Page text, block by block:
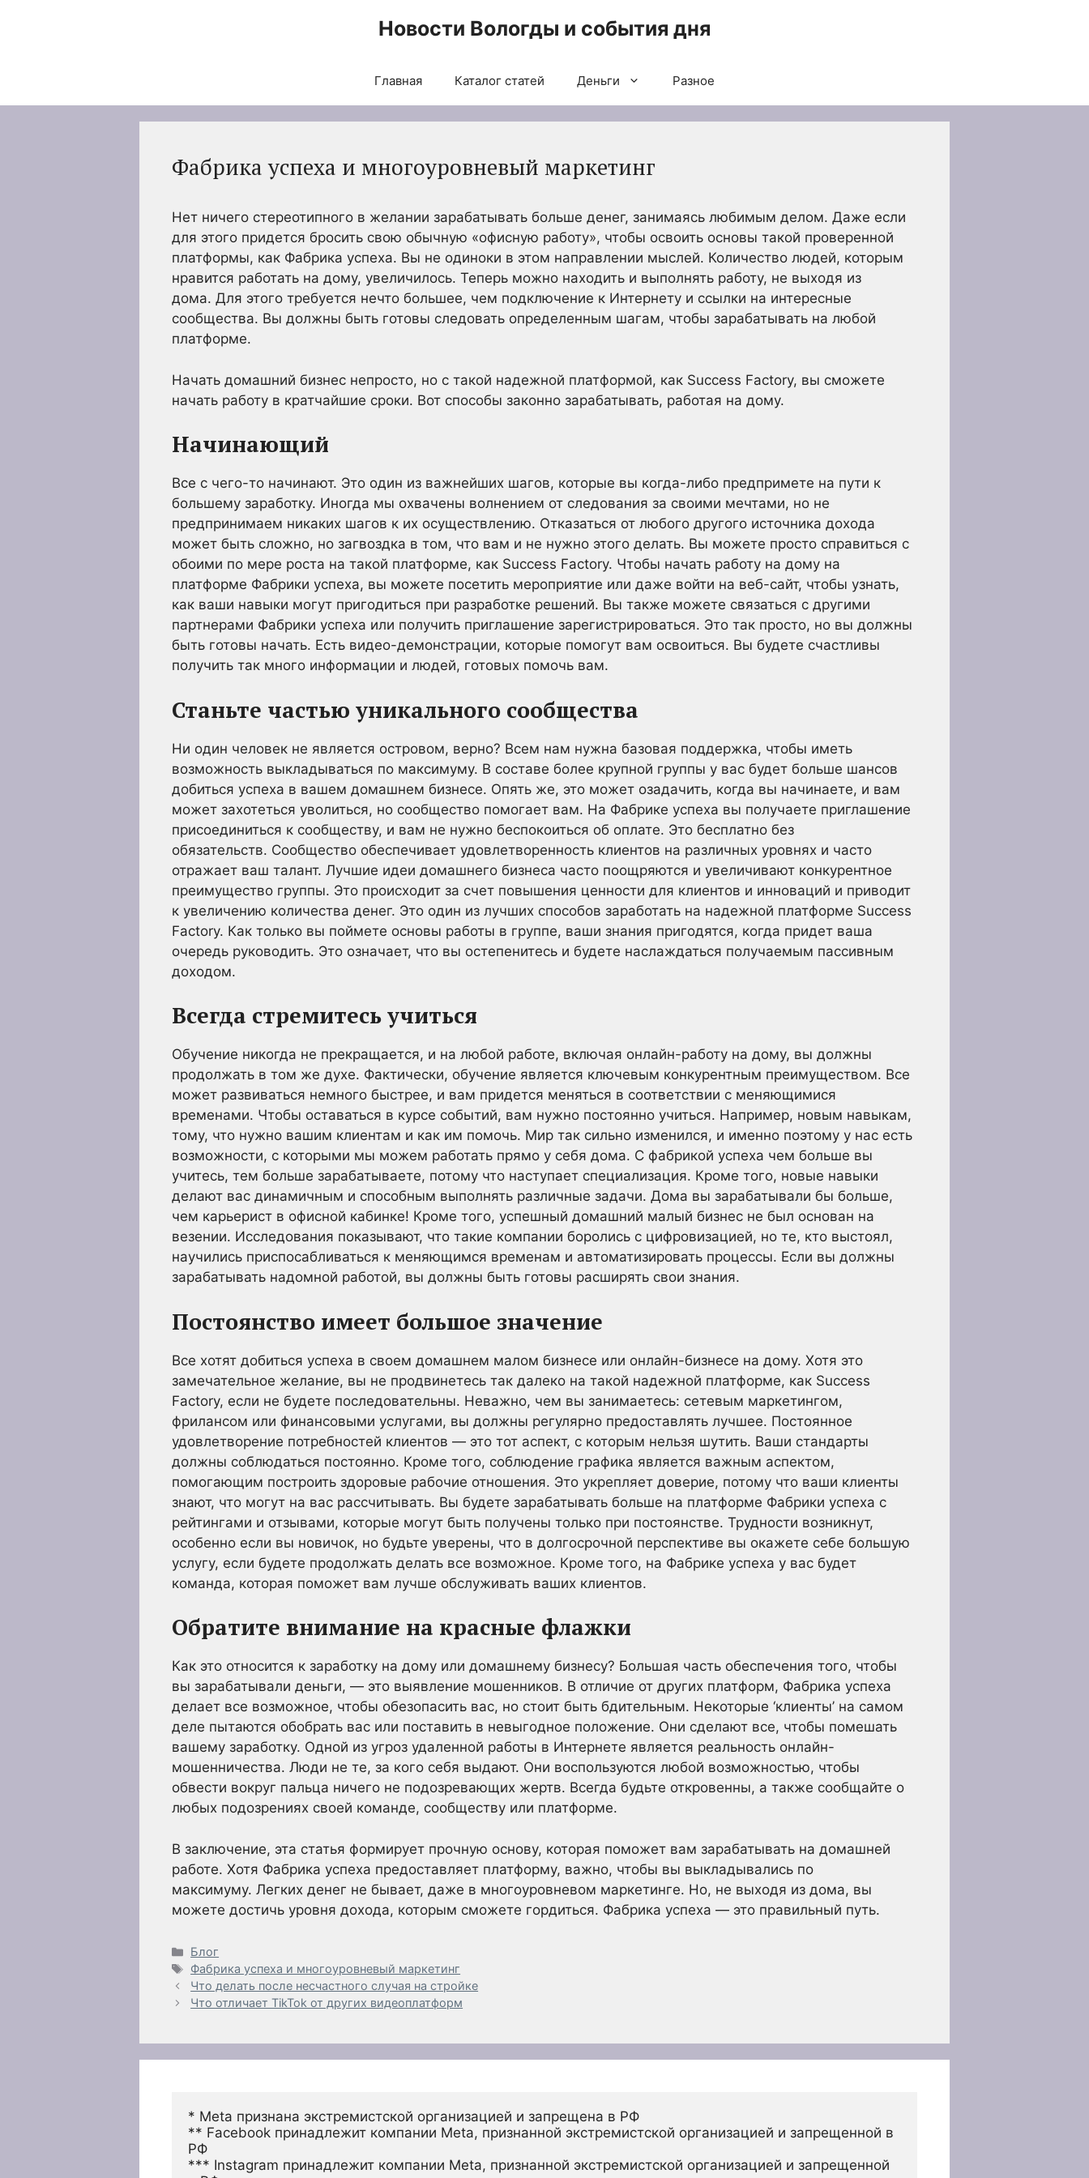
Новости Вологды и события дня
Главная Каталог статей Деньги Разное
Фабрика успеха и многоуровневый маркетинг
Нет ничего стереотипного в желании зарабатывать больше денег, занимаясь любимым делом. Даже если
для этого придется бросить свою обычную «офисную работу», чтобы освоить основы такой проверенной
платформы, как Фабрика успеха. Вы не одиноки в этом направлении мыслей. Количество людей, которым
нравится работать на дому, увеличилось. Теперь можно находить и выполнять работу, не выходя из
дома. Для этого требуется нечто большее, чем подключение к Интернету и ссылки на интересные
сообщества. Вы должны быть готовы следовать определенным шагам, чтобы зарабатывать на любой
платформе.
Начать домашний бизнес непросто, но с такой надежной платформой, как Success Factory, вы сможете
начать работу в кратчайшие сроки. Вот способы законно зарабатывать, работая на дому.
Начинающий
Все с чего-то начинают. Это один из важнейших шагов, которые вы когда-либо предпримете на пути к
большему заработку. Иногда мы охвачены волнением от следования за своими мечтами, но не
предпринимаем никаких шагов к их осуществлению. Отказаться от любого другого источника дохода
может быть сложно, но загвоздка в том, что вам и не нужно этого делать. Вы можете просто справиться с
обоими по мере роста на такой платформе, как Success Factory. Чтобы начать работу на дому на
платформе Фабрики успеха, вы можете посетить мероприятие или даже войти на веб-сайт, чтобы узнать,
как ваши навыки могут пригодиться при разработке решений. Вы также можете связаться с другими
партнерами Фабрики успеха или получить приглашение зарегистрироваться. Это так просто, но вы должны
быть готовы начать. Есть видео-демонстрации, которые помогут вам освоиться. Вы будете счастливы
получить так много информации и людей, готовых помочь вам.
Станьте частью уникального сообщества
Ни один человек не является островом, верно? Всем нам нужна базовая поддержка, чтобы иметь
возможность выкладываться по максимуму. В составе более крупной группы у вас будет больше шансов
добиться успеха в вашем домашнем бизнесе. Опять же, это может озадачить, когда вы начинаете, и вам
может захотеться уволиться, но сообщество помогает вам. На Фабрике успеха вы получаете приглашение
присоединиться к сообществу, и вам не нужно беспокоиться об оплате. Это бесплатно без
обязательств. Сообщество обеспечивает удовлетворенность клиентов на различных уровнях и часто
отражает ваш талант. Лучшие идеи домашнего бизнеса часто поощряются и увеличивают конкурентное
преимущество группы. Это происходит за счет повышения ценности для клиентов и инноваций и приводит
к увеличению количества денег. Это один из лучших способов заработать на надежной платформе Success
Factory. Как только вы поймете основы работы в группе, ваши знания пригодятся, когда придет ваша
очередь руководить. Это означает, что вы остепенитесь и будете наслаждаться получаемым пассивным
доходом.
Всегда стремитесь учиться
Обучение никогда не прекращается, и на любой работе, включая онлайн-работу на дому, вы должны
продолжать в том же духе. Фактически, обучение является ключевым конкурентным преимуществом. Все
может развиваться немного быстрее, и вам придется меняться в соответствии с меняющимися
временами. Чтобы оставаться в курсе событий, вам нужно постоянно учиться. Например, новым навыкам,
тому, что нужно вашим клиентам и как им помочь. Мир так сильно изменился, и именно поэтому у нас есть
возможности, с которыми мы можем работать прямо у себя дома. С фабрикой успеха чем больше вы
учитесь, тем больше зарабатываете, потому что наступает специализация. Кроме того, новые навыки
делают вас динамичным и способным выполнять различные задачи. Дома вы зарабатывали бы больше,
чем карьерист в офисной кабинке! Кроме того, успешный домашний малый бизнес не был основан на
везении. Исследования показывают, что такие компании боролись с цифровизацией, но те, кто выстоял,
научились приспосабливаться к меняющимся временам и автоматизировать процессы. Если вы должны
зарабатывать надомной работой, вы должны быть готовы расширять свои знания.
Постоянство имеет большое значение
Все хотят добиться успеха в своем домашнем малом бизнесе или онлайн-бизнесе на дому. Хотя это
замечательное желание, вы не продвинетесь так далеко на такой надежной платформе, как Success
Factory, если не будете последовательны. Неважно, чем вы занимаетесь: сетевым маркетингом,
фрилансом или финансовыми услугами, вы должны регулярно предоставлять лучшее. Постоянное
удовлетворение потребностей клиентов — это тот аспект, с которым нельзя шутить. Ваши стандарты
должны соблюдаться постоянно. Кроме того, соблюдение графика является важным аспектом,
помогающим построить здоровые рабочие отношения. Это укрепляет доверие, потому что ваши клиенты
знают, что могут на вас рассчитывать. Вы будете зарабатывать больше на платформе Фабрики успеха с
рейтингами и отзывами, которые могут быть получены только при постоянстве. Трудности возникнут,
особенно если вы новичок, но будьте уверены, что в долгосрочной перспективе вы окажете себе большую
услугу, если будете продолжать делать все возможное. Кроме того, на Фабрике успеха у вас будет
команда, которая поможет вам лучше обслуживать ваших клиентов.
Обратите внимание на красные флажки
Как это относится к заработку на дому или домашнему бизнесу? Большая часть обеспечения того, чтобы
вы зарабатывали деньги, — это выявление мошенников. В отличие от других платформ, Фабрика успеха
делает все возможное, чтобы обезопасить вас, но стоит быть бдительным. Некоторые ‘клиенты’ на самом
деле пытаются обобрать вас или поставить в невыгодное положение. Они сделают все, чтобы помешать
вашему заработку. Одной из угроз удаленной работы в Интернете является реальность онлайн-
мошенничества. Люди не те, за кого себя выдают. Они воспользуются любой возможностью, чтобы
обвести вокруг пальца ничего не подозревающих жертв. Всегда будьте откровенны, а также сообщайте о
любых подозрениях своей команде, сообществу или платформе.
В заключение, эта статья формирует прочную основу, которая поможет вам зарабатывать на домашней
работе. Хотя Фабрика успеха предоставляет платформу, важно, чтобы вы выкладывались по
максимуму. Легких денег не бывает, даже в многоуровневом маркетинге. Но, не выходя из дома, вы
можете достичь уровня дохода, которым сможете гордиться. Фабрика успеха — это правильный путь.
Рубрики
Блог
Метки
Фабрика успеха и многоуровневый маркетинг
Что делать после несчастного случая на стройке
Что отличает TikTok от других видеоплатформ
* Meta признана экстремистской организацией и запрещена в РФ
** Facebook принадлежит компании Meta, признанной экстремистской организацией и запрещенной в
РФ
*** Instagram принадлежит компании Meta, признанной экстремистской организацией и запрещенной